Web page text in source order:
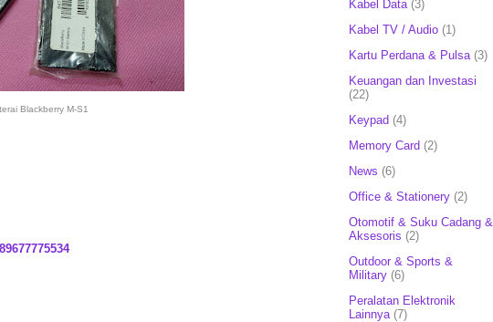
Blackberry M-S1
Kabel Data (3)
Kabel TV / Audio (1)
Kartu Perdana & Pulsa (3)
Keuangan dan Investasi
(22)
Keypad (4)
Memory Card (2)
News (6)
Office & Stationery (2)
Otomotif & Suku Cadang &
Aksesoris (2)
Outdoor & Sports &
Military (6)
Peralatan Elektronik
Lainnya (7)